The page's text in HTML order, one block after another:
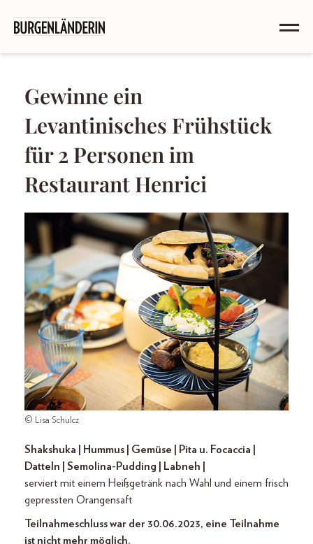
Gewinne ein
Levantinisches Frühstück
für 2 Personen im
Restaurant Henrici
© Lisa Schulcz
Shakshuka | Hummus | Gemüse | Pita u. Focaccia |
Datteln | Semolina-Pudding | Labneh |
serviert mit einem Heißgetränk nach Wahl und einem frisch
gepressten Orangensaft
Teilnahmeschluss war der 30.06.2023, eine Teilnahme
ist nicht mehr möglich.